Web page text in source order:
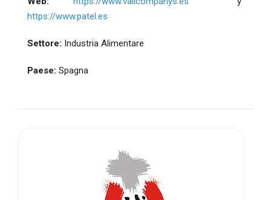
https://www.patel.es
Settore: Industria Alimentare
Paese: Spagna